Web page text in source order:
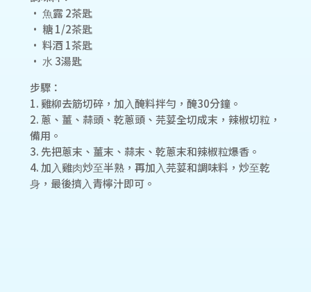
• ⿂露 2茶匙
• 糖 1/2茶匙
• 料酒 1茶匙
• ⽔ 3湯匙
步驟：
1. 雞柳去筋切碎，加⼊醃料拌勻，醃30分鐘。
2. 蔥、薑、蒜頭、乾蔥頭、芫荽全切成末，辣椒切粒，
備⽤。
3. 先把蔥末、薑末、蒜末、乾蔥末和辣椒粒爆香。
4. 加⼊雞⾁炒⾄半熟，再加⼊芫荽和調味料，炒⾄乾
⾝，最後擠⼊青檸汁即可。